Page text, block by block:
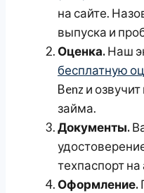
на сайте.
выпуска и
Оценка.Наш
бесплатную
Benz и
займа.
Документы.
техпаспорт
Оформление.